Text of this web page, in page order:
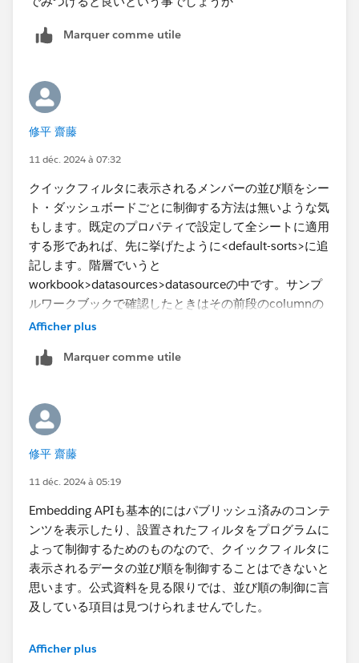
Marquer comme utile
修平 齋藤
11 déc. 2024 à 07:32
クイックフィルタに表示されるメンバーの並び順をシー
ト・ダッシュボードごとに制御する方法は無いような気
もします。既定のプロパティで設定して全シートに適用
する形であれば、先に挙げたように<default-sorts>に追
記します。階層でいうと
workbook>datasources>datasourceの中です。サンプ
ルワークブックで確認したときはその前段のcolumnの
並びのところでcolumn-instanceを作っておかないと参
れません。
Afficher plus
Marquer comme utile
修平 齋藤
11 déc. 2024 à 05:19
Embedding APIも基本的にはパブリッシュ済みのコンテ
ンツを表示したり、設置されたフィルタをプログラムに
よって制御するためのものなので、クイックフィルタに
表示されるデータの並び順を制御することはできないと
思います。公式資料を見る限りでは、並び順の制御に言
及している項目は見つけられませんでした。
推奨されない裏技になりますが、ワークブック (.twb フ
Afficher plus